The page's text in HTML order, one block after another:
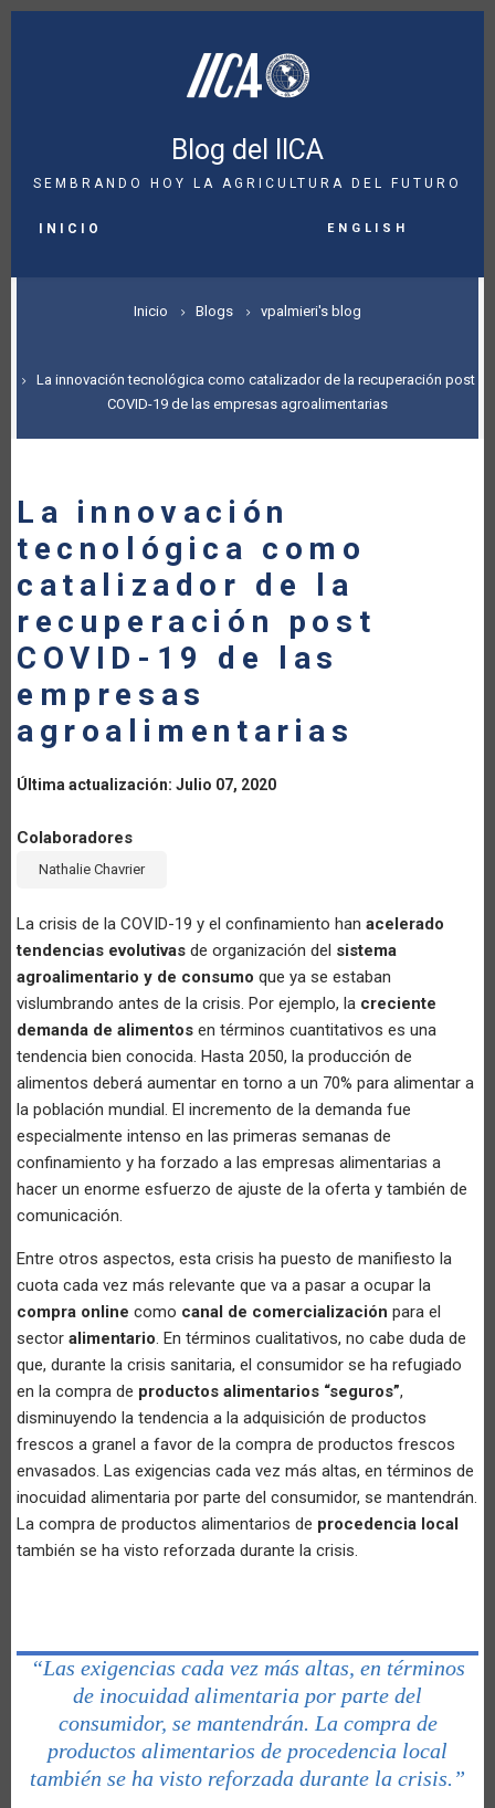
Pasar
Blog del IICA
SEMBRANDO HOY LA AGRICULTURA DEL FUTURO
NAVIGATION
INICIO English
SOBRESCRIBIR
DE
AYUDA
LA
NAVEGACIÓN
Inicio Blogs vpalmieri's blog
La innovación tecnológica como catalizador de la recuperación post
COVID-19 de las empresas agroalimentarias
La innovación
tecnológica como
catalizador de la
recuperación post
COVID-19 de las
empresas
agroalimentarias
Última actualización: Julio 07, 2020
Colaboradores
Nathalie Chavrier
La crisis de la COVID-19 y el confinamiento han acelerado
tendencias evolutivas de organización del sistema
agroalimentario y de consumo que ya se estaban
vislumbrando antes de la crisis. Por ejemplo, la creciente
demanda de alimentos en términos cuantitativos es una
tendencia bien conocida. Hasta 2050, la producción de
alimentos deberá aumentar en torno a un 70% para alimentar a
la población mundial. El incremento de la demanda fue
especialmente intenso en las primeras semanas de
confinamiento y ha forzado a las empresas alimentarias a
hacer un enorme esfuerzo de ajuste de la oferta y también de
comunicación.
Entre otros aspectos, esta crisis ha puesto de manifiesto la
cuota cada vez más relevante que va a pasar a ocupar la
compra online como canal de comercialización para el
sector alimentario. En términos cualitativos, no cabe duda de
que, durante la crisis sanitaria, el consumidor se ha refugiado
en la compra de productos alimentarios “seguros”,
disminuyendo la tendencia a la adquisición de productos
frescos a granel a favor de la compra de productos frescos
envasados. Las exigencias cada vez más altas, en términos de
inocuidad alimentaria por parte del consumidor, se mantendrán.
La compra de productos alimentarios de procedencia local
también se ha visto reforzada durante la crisis.
“Las exigencias cada vez más altas, en términos
de inocuidad alimentaria por parte del
consumidor, se mantendrán. La compra de
productos alimentarios de procedencia local
también se ha visto reforzada durante la crisis.”